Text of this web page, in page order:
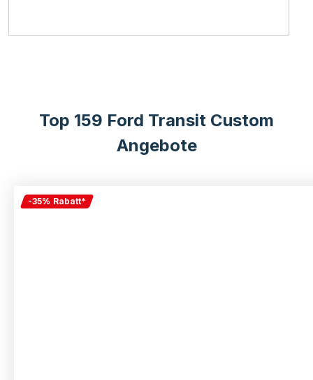
Top 159 Ford Transit Custom
Angebote
-35% Rabatt*